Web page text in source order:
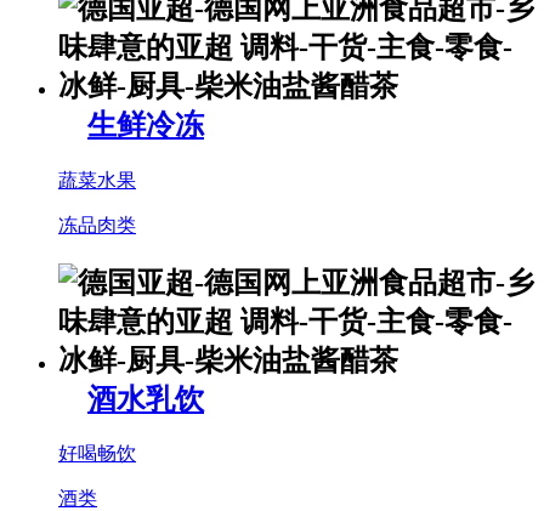
生鲜冷冻
蔬菜水果
冻品肉类
酒水乳饮
好喝畅饮
酒类